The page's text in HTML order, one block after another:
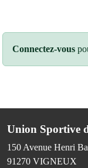
Connectez-vous
Union Sportive
150 Avenue Henri
91270 VIGNEUX